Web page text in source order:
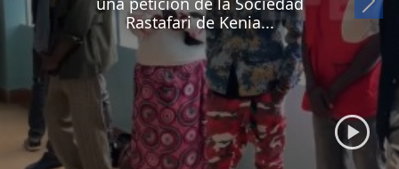
Rastafari de Kenia...